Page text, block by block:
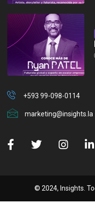
+593 99-098-0114
marketing@insights.la
© 2024, Insights.